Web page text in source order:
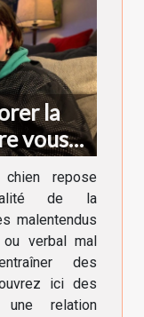
la
vous
repose
de la
malentendus
verbal mal
des
ici des
relation